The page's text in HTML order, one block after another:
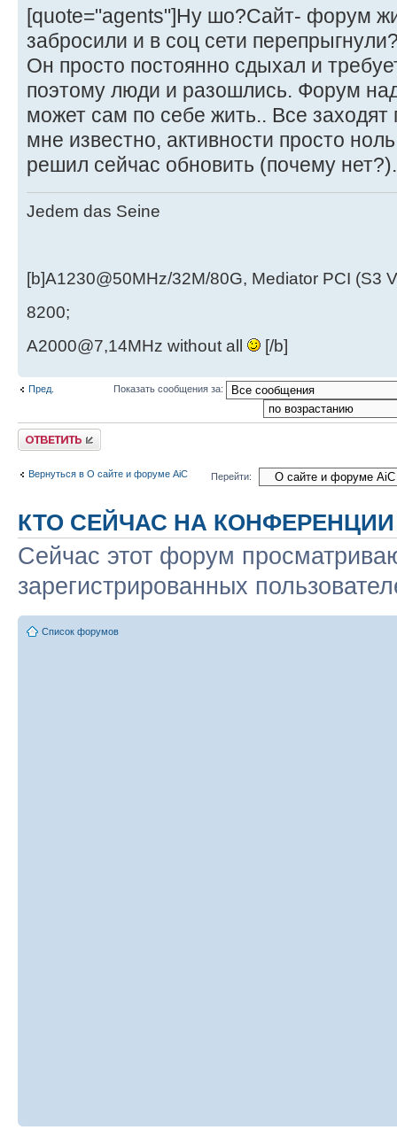
[quote="agents"]Ну шо?Сайт- форум
забросили и в соц сети
Он просто постоянно сдыхал и
поэтому люди и разошлись. Форум
может сам по себе жить.. Все заходят
мне известно, активности просто
решил сейчас обновить (почему
Jedem das Seine
[b]A1230@50MHz/32M/80G, Mediator PCI (S3
8200;
A2000@7,14MHz without all
[/b]
Пред. Показать сообщения за:
Ответить
Вернуться в О сайте и форуме AiC Перейти:
КТО СЕЙЧАС НА КОНФЕРЕНЦИИ
Сейчас этот форум
зарегистрированных
Список форумов